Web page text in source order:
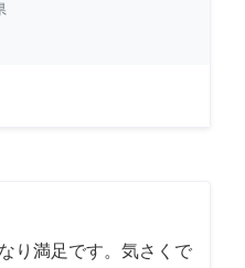
り満足です。気さくで